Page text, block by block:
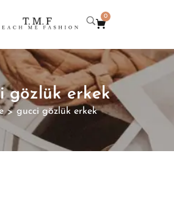
0
gözlük erkek
> gucci gözlük erkek